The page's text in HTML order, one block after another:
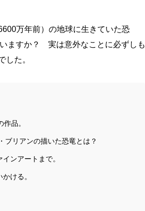
万年前）の地球に生きていた恐
ますか？ 実は意外なことに必ずしも
した。
品。
ブリアンの描いた恐竜とは？
ンアートまで。
ける。